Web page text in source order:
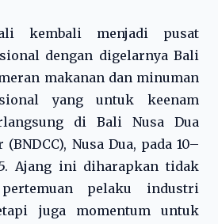
kembali menjadi pusat
dengan digelarnya Bali
makanan dan minuman
yang untuk keenam
di Bali Nusa Dua
Nusa Dua, pada 10–
Ajang ini diharapkan tidak
pelaku industri
juga momentum untuk